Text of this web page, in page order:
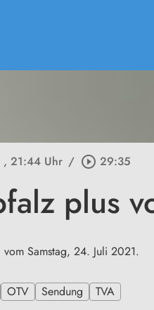
, 21:44 Uhr / play_circle_outline 29:35
plus
Samstag, 24. Juli 2021.
OTV Sendung TVA